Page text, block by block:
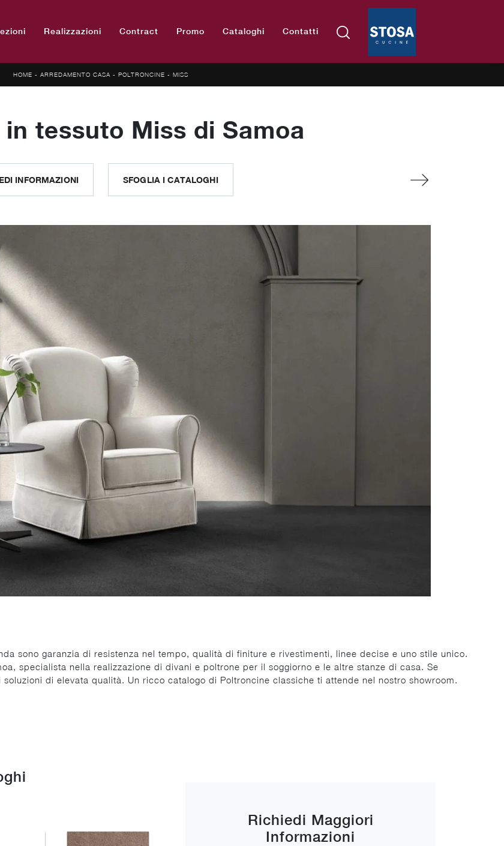
Realizzazioni Contract Promo Cataloghi Contatti
HOME - ARREDAMENTO CASA - POLTRONCINE - MISS
tessuto Miss di Samoa
INFORMAZIONI SFOGLIA I CATALOGHI
sono garanzia di resistenza nel tempo, qualità di finiture e rivestimenti, linee decise e uno stile unico.
specialista nella realizzazione di divani e poltrone per il soggiorno e le altre stanze di casa. Se
di elevata qualità. Un ricco catalogo di Poltroncine classiche ti attende nel nostro showroom.
Richiedi Maggiori
Informazioni